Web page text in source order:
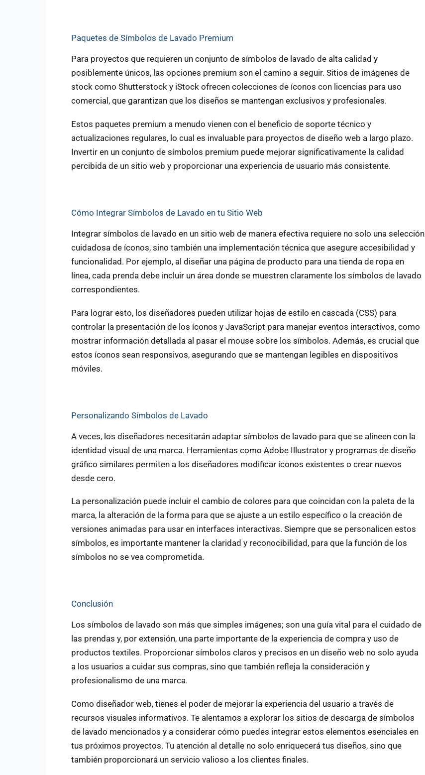
Paquetes de Símbolos de Lavado Premium
Para proyectos que requieren un conjunto de símbolos de lavado de alta calidad y
posiblemente únicos, las opciones premium son el camino a seguir. Sitios de imágenes de
stock como Shutterstock y iStock ofrecen colecciones de íconos con licencias para uso
comercial, que garantizan que los diseños se mantengan exclusivos y profesionales.
Estos paquetes premium a menudo vienen con el beneficio de soporte técnico y
actualizaciones regulares, lo cual es invaluable para proyectos de diseño web a largo plazo.
Invertir en un conjunto de símbolos premium puede mejorar significativamente la calidad
percibida de un sitio web y proporcionar una experiencia de usuario más consistente.
Cómo Integrar Símbolos de Lavado en tu Sitio Web
Integrar símbolos de lavado en un sitio web de manera efectiva requiere no solo una selección
cuidadosa de íconos, sino también una implementación técnica que asegure accesibilidad y
funcionalidad. Por ejemplo, al diseñar una página de producto para una tienda de ropa en
línea, cada prenda debe incluir un área donde se muestren claramente los símbolos de lavado
correspondientes.
Para lograr esto, los diseñadores pueden utilizar hojas de estilo en cascada (CSS) para
controlar la presentación de los íconos y JavaScript para manejar eventos interactivos, como
mostrar información detallada al pasar el mouse sobre los símbolos. Además, es crucial que
estos íconos sean responsivos, asegurando que se mantengan legibles en dispositivos
móviles.
Personalizando Símbolos de Lavado
A veces, los diseñadores necesitarán adaptar símbolos de lavado para que se alineen con la
identidad visual de una marca. Herramientas como Adobe Illustrator y programas de diseño
gráfico similares permiten a los diseñadores modificar íconos existentes o crear nuevos
desde cero.
La personalización puede incluir el cambio de colores para que coincidan con la paleta de la
marca, la alteración de la forma para que se ajuste a un estilo específico o la creación de
versiones animadas para usar en interfaces interactivas. Siempre que se personalicen estos
símbolos, es importante mantener la claridad y reconocibilidad, para que la función de los
símbolos no se vea comprometida.
Conclusión
Los símbolos de lavado son más que simples imágenes; son una guía vital para el cuidado de
las prendas y, por extensión, una parte importante de la experiencia de compra y uso de
productos textiles. Proporcionar símbolos claros y precisos en un diseño web no solo ayuda
a los usuarios a cuidar sus compras, sino que también refleja la consideración y
profesionalismo de una marca.
Como diseñador web, tienes el poder de mejorar la experiencia del usuario a través de
recursos visuales informativos. Te alentamos a explorar los sitios de descarga de símbolos
de lavado mencionados y a considerar cómo puedes integrar estos elementos esenciales en
tus próximos proyectos. Tu atención al detalle no solo enriquecerá tus diseños, sino que
también proporcionará un servicio valioso a los clientes finales.